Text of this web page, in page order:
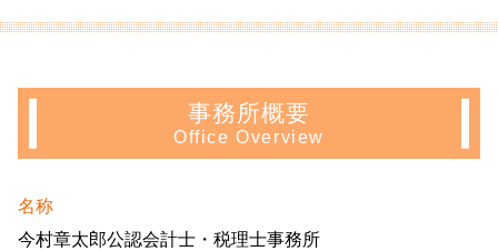
事務所概要
Office Overview
名称
今村章太郎公認会計士・税理士事務所